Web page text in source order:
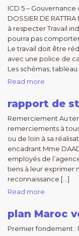
ICD 5 –
DOSSIER DE
à respecter Travail
pourra pas
Le travail doit être
avec une police de
Les schémas,
Read more
rapport de
Remerciement Au
remerciements à
ou de loin à sa
encadrant Mme
employés de
tiens à leur exprimer
reconnaissance […]
Read more
plan Maroc
Premier fondement :